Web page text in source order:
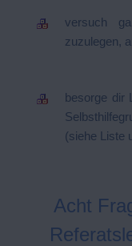
versuch
zuzulegen,
besorge dir
(siehe Liste
Acht